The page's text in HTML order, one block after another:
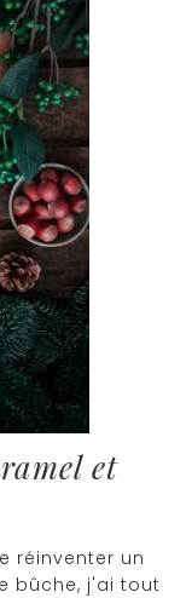
et
réinventer un
bûche, j'ai tout